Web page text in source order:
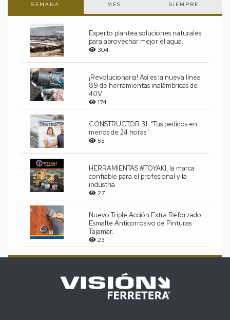
SEMANA MES SIEMPRE
Experto plantea soluciones naturales
para aprovechar mejor el agua.
304
¡Revolucionaria! Así es la nueva línea
89 de herramientas inalámbricas de
40V
174
CONSTRUCTOR 31: “Tus pedidos en
menos de 24 horas"
55
HERRAMIENTAS #TOYAKI, la marca
confiable para el profesional y la
industria
27
Nuevo Triple Acción Extra Reforzado
Esmalte Anticorrosivo de Pinturas
Tajamar.
23